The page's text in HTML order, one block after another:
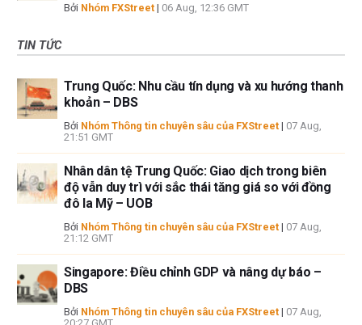
Bởi Nhóm FXStreet | 06 Aug, 12:36 GMT
TIN TỨC
Trung Quốc: Nhu cầu tín dụng và xu hướng thanh
khoản – DBS
Bởi Nhóm Thông tin chuyên sâu của FXStreet | 07 Aug,
21:51 GMT
Nhân dân tệ Trung Quốc: Giao dịch trong biên
độ vẫn duy trì với sắc thái tăng giá so với đồng
đô la Mỹ – UOB
Bởi Nhóm Thông tin chuyên sâu của FXStreet | 07 Aug,
21:12 GMT
Singapore: Điều chỉnh GDP và nâng dự báo –
DBS
Bởi Nhóm Thông tin chuyên sâu của FXStreet | 07 Aug,